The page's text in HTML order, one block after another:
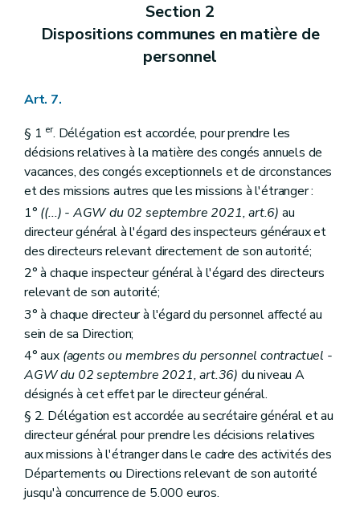
Section 2
Dispositions communes en matière de
personnel
Art. 7.
§ 1 er. Délégation est accordée, pour prendre les
décisions relatives à la matière des congés annuels de
vacances, des congés exceptionnels et de circonstances
et des missions autres que les missions à l'étranger :
1° ((...) - AGW du 02 septembre 2021, art.6) au
directeur général à l'égard des inspecteurs généraux et
des directeurs relevant directement de son autorité;
2° à chaque inspecteur général à l'égard des directeurs
relevant de son autorité;
3° à chaque directeur à l'égard du personnel affecté au
sein de sa Direction;
4° aux (agents ou membres du personnel contractuel -
AGW du 02 septembre 2021, art.36) du niveau A
désignés à cet effet par le directeur général.
§ 2. Délégation est accordée au secrétaire général et au
directeur général pour prendre les décisions relatives
aux missions à l'étranger dans le cadre des activités des
Départements ou Directions relevant de son autorité
jusqu'à concurrence de 5.000 euros.